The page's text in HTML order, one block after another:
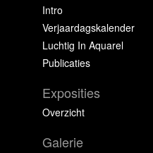
Intro
Verjaardagskalender
Luchtig In Aquarel
Publicaties
Exposities
Overzicht
Galerie